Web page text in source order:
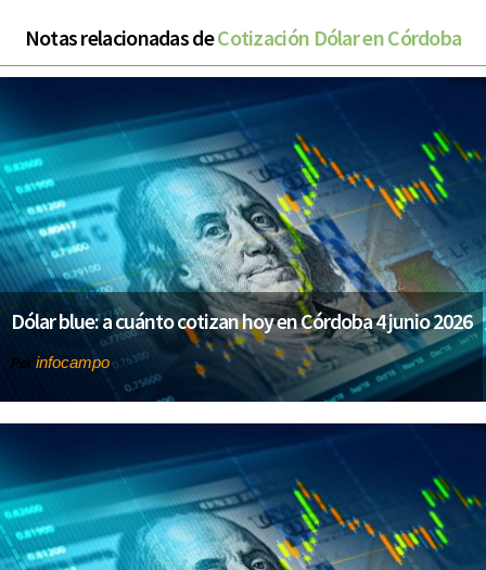
Notas relacionadas deCotización Dólar en Córdoba
Dólar blue: a cuánto cotizan hoy en Córdoba 4 junio 2026
Por infocampo